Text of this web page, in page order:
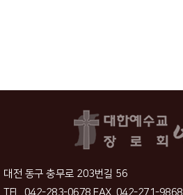
대전 동구 충무로 203번길 56
TEL. 042-283-0678 FAX. 042-271-9868